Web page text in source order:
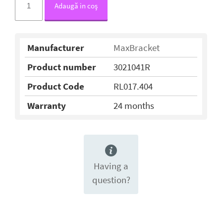
Adaugă in coş
Manufacturer
MaxBracket
Product number
3021041R
Product Code
RL017.404
Warranty
24 months
Having a
question?